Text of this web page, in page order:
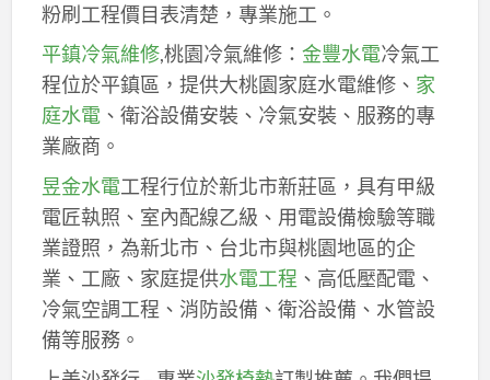
粉刷工程價目表清楚，專業施工。
平鎮冷氣維修,桃園冷氣維修： 金豐水電冷氣工
程位於平鎮區，提供大桃園家庭水電維修、 家
庭水電、衛浴設備安裝、冷氣安裝、服務的專
業廠商。
昱金水電工程行位於新北市新莊區，具有甲級
電匠執照、室內配線乙級、用電設備檢驗等職
業證照，為新北市、台北市與桃園地區的企
業、工廠、家庭提供水電工程 、高低壓配電、
冷氣空調工程、消防設備、衛浴設備、水管設
備等服務。